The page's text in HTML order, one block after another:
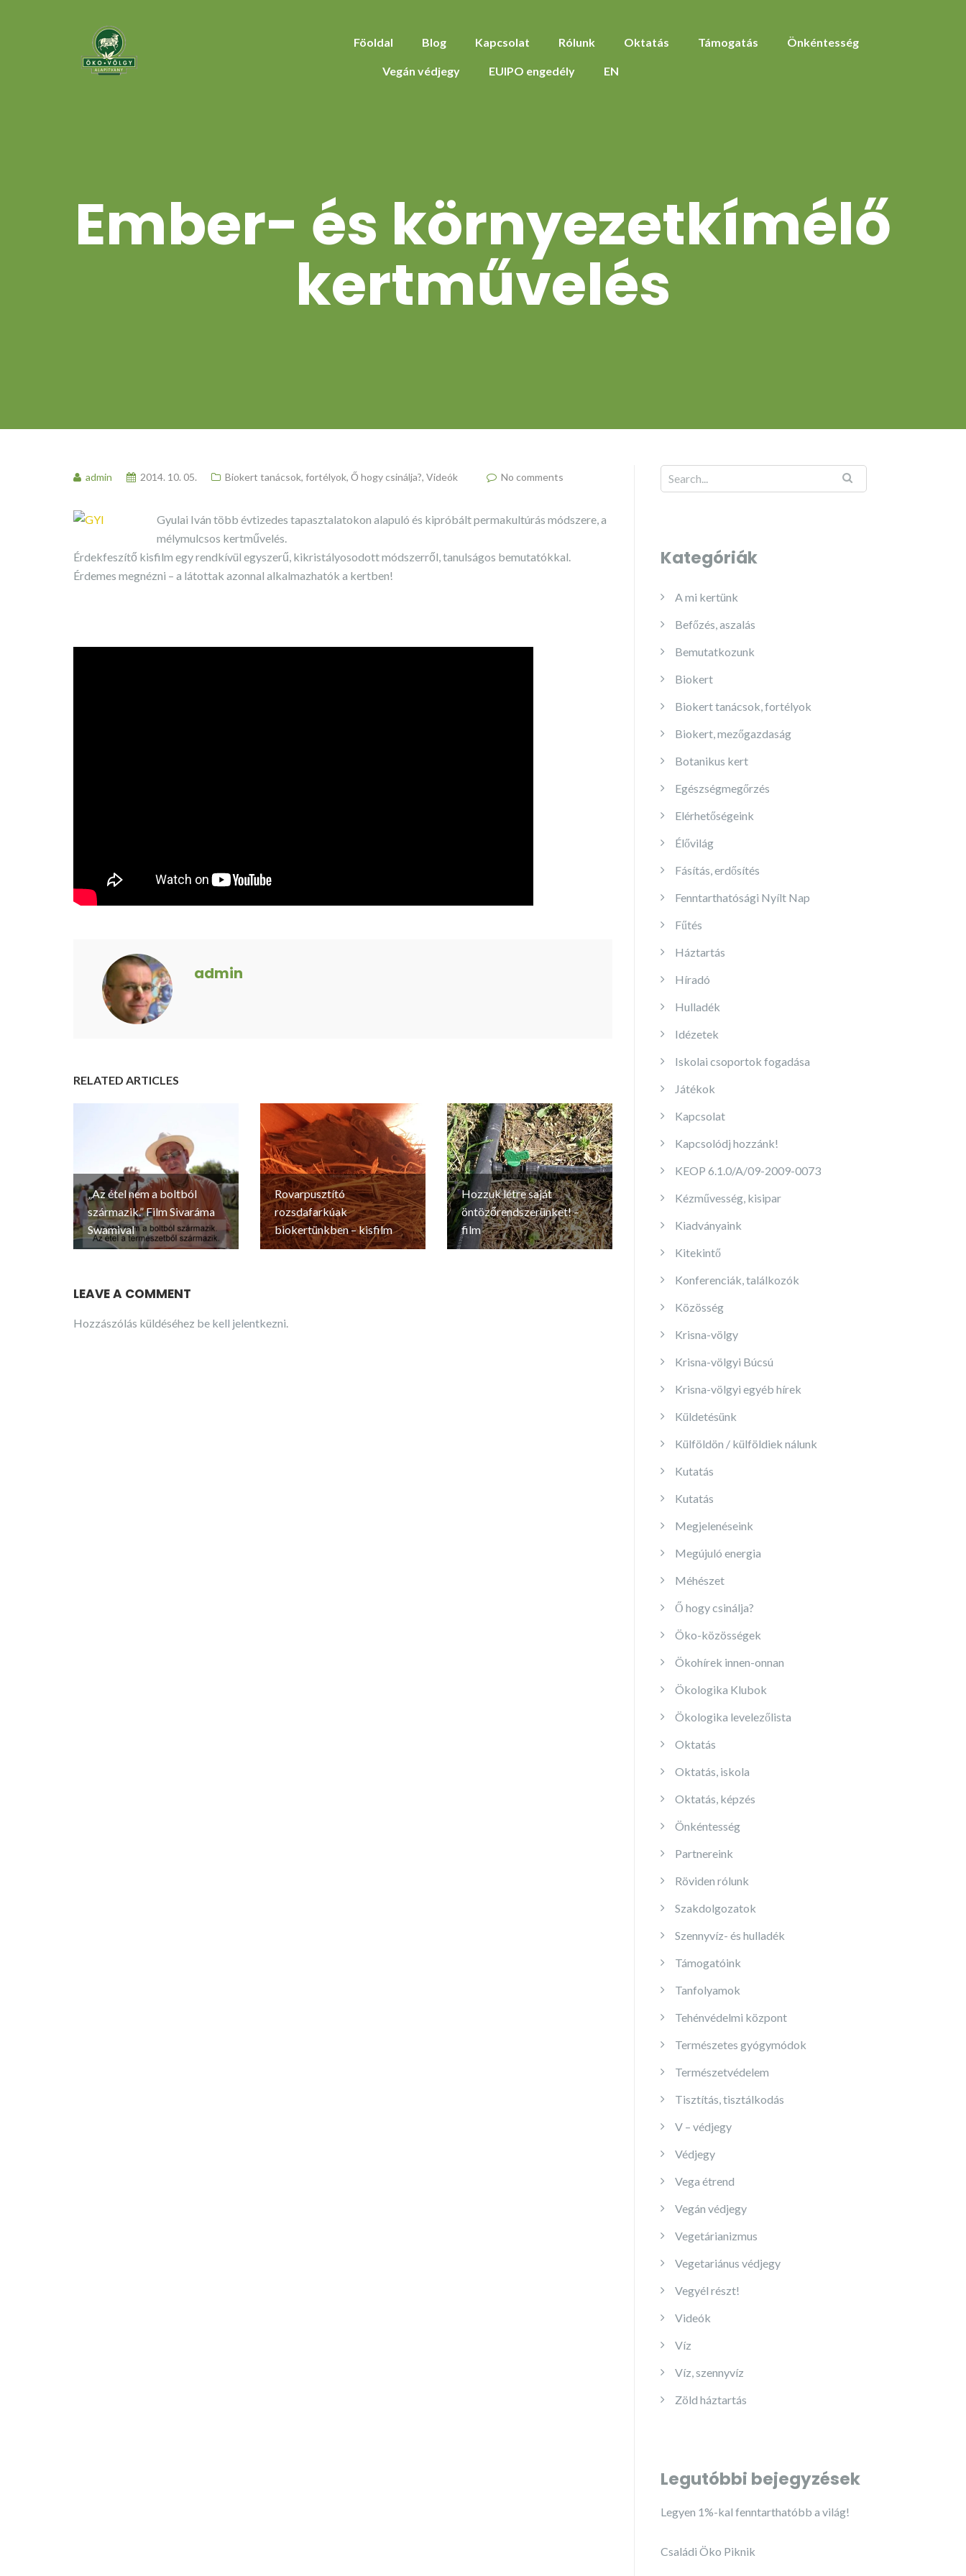
Föoldal Blog Kapcsolat Rólunk Oktatás Támogatás Önkéntesség
Vegán védjegy EUIPO engedély EN
Ember- és környezetkímélő
kertművelés
admin 2014. 10. 05. Biokert tanácsok, fortélyok, Ő hogy csinálja?, Videók No comments
Gyulai Iván több évtizedes tapasztalatokon alapuló és kipróbált permakultúrás módszere, a
mélymulcsos kertművelés.
Érdekfeszítő kisfilm egy rendkívül egyszerű, kikristályosodott módszerről, tanulságos bemutatókkal.
Érdemes megnézni – a látottak azonnal alkalmazhatók a kertben!
admin
RELATED ARTICLES
„Az étel nem a boltból
származik.” Film Sivaráma
Swamival
Rovarpusztító
rozsdafarkúak
biokertünkben – kisfilm
Hozzuk létre saját
öntözőrendszerünket! –
film
LEAVE A COMMENT
Hozzászólás küldéséhez be kell jelentkezni.
Kategóriák
A mi kertünk
Befőzés, aszalás
Bemutatkozunk
Biokert
Biokert tanácsok, fortélyok
Biokert, mezőgazdaság
Botanikus kert
Egészségmegőrzés
Elérhetőségeink
Élővilág
Fásítás, erdősítés
Fenntarthatósági Nyílt Nap
Fűtés
Háztartás
Híradó
Hulladék
Idézetek
Iskolai csoportok fogadása
Játékok
Kapcsolat
Kapcsolódj hozzánk!
KEOP 6.1.0/A/09-2009-0073
Kézművesség, kisipar
Kiadványaink
Kitekintő
Konferenciák, találkozók
Közösség
Krisna-völgy
Krisna-völgyi Búcsú
Krisna-völgyi egyéb hírek
Küldetésünk
Külföldön / külföldiek nálunk
Kutatás
Kutatás
Megjelenéseink
Megújuló energia
Méhészet
Ő hogy csinálja?
Öko-közösségek
Ökohírek innen-onnan
Ökologika Klubok
Ökologika levelezőlista
Oktatás
Oktatás, iskola
Oktatás, képzés
Önkéntesség
Partnereink
Röviden rólunk
Szakdolgozatok
Szennyvíz- és hulladék
Támogatóink
Tanfolyamok
Tehénvédelmi központ
Természetes gyógymódok
Természetvédelem
Tisztítás, tisztálkodás
V – védjegy
Védjegy
Vega étrend
Vegán védjegy
Vegetárianizmus
Vegetariánus védjegy
Vegyél részt!
Videók
Víz
Víz, szennyvíz
Zöld háztartás
Legutóbbi bejegyzések
Legyen 1%-kal fenntarthatóbb a világ!
Családi Öko Piknik